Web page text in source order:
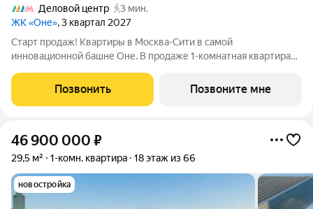
Деловой центр
3 мин.
ЖК «Оне», 3 квартал 2027
Старт продаж! Квартиры в Москва-Сити в самой
инновационной башне Оне. В продаже 1-комнатная квартира
комплекс премиум-класса Оне расположен в самом сердце
деловой жизни столицы в Москва-Сити, где
Позвонить Позвоните мне
46 900 000 ₽
29,5 м² 1-комн. квартира 18 этаж из 66
новостройка